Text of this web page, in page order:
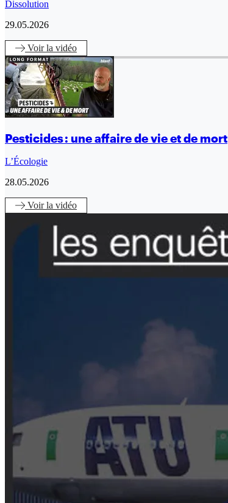
Dissolution
29.05.2026
Voirla vidéo
Pesticides : une affaire de vie et de mort
L’Écologie
28.05.2026
Voirla vidéo